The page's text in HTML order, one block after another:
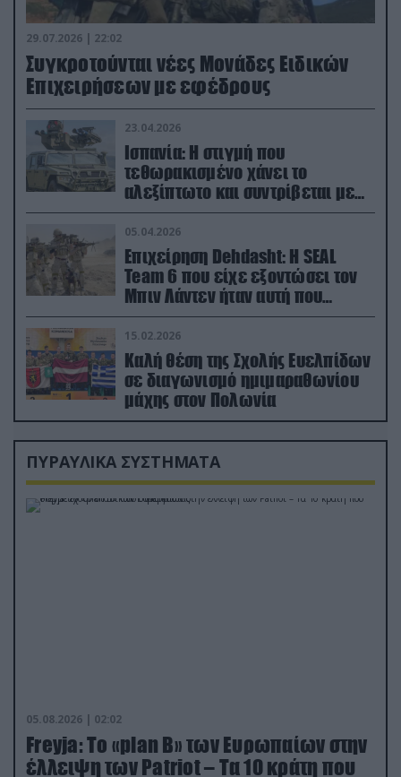
29.07.2026 | 22:02
Συγκροτούνται νέες Μονάδες Ειδικών
Επιχειρήσεων με εφέδρους
23.04.2026
Ισπανία: Η στιγμή που
τεθωρακισμένο χάνει το
αλεξίπτωτο και συντρίβεται με
ορμή στο έδαφος (βίντεο)
05.04.2026
Επιχείρηση Dehdasht: Η SEAL
Team 6 που είχε εξοντώσει τον
Μπιν Λάντεν ήταν αυτή που
διέσωσε τον πιλότο του F-15
15.02.2026
Καλή θέση της Σχολής Ευελπίδων
σε διαγωνισμό ημιμαραθωνίου
μάχης στον Πολωνία
ΠΥΡΑΥΛΙΚΑ ΣΥΣΤΗΜΑΤΑ
05.08.2026 | 02:02
Freyja: Το «plan Β» των Ευρωπαίων στην
έλλειψη των Patriot – Τα 10 κράτη που